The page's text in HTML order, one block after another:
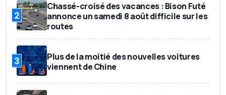
2
Chassé-croisé des vacances : Bison Futé
annonce un samedi 8 août difficile sur les
routes
3
Plus de la moitié des nouvelles voitures
viennent de Chine